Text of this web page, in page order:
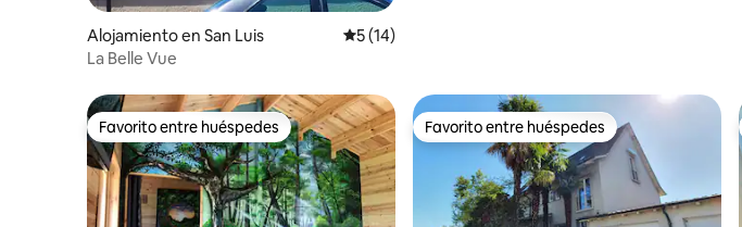
Alojamiento en San Luis Calificación promedio: 5 de 5, 14 reseñas
5 (14)
La Belle Vue
Favorito entre huéspedes
Favorito entre huéspedes Favorito entre huéspedes
Favorito entre huéspedes